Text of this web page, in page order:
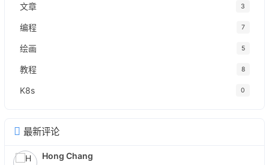
文章 3
编程 7
绘画 5
教程 8
K8s 0
最新评论
Hong Chang